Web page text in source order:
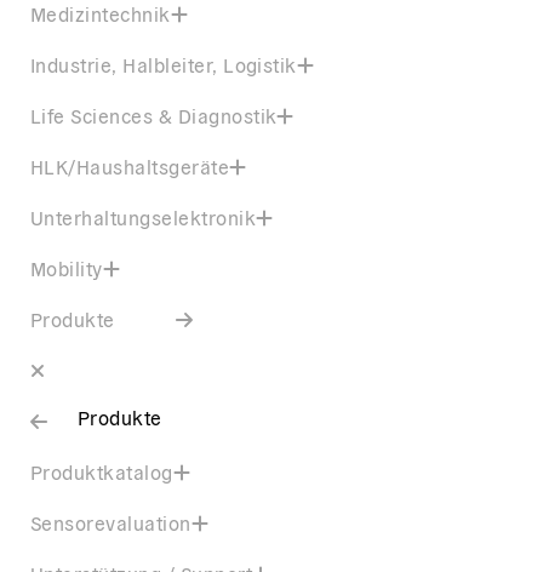
Medizintechnik
Industrie, Halbleiter, Logistik
Life Sciences & Diagnostik
HLK/Haushaltsgeräte
Unterhaltungselektronik
Mobility
Produkte
Produkte
Produktkatalog
Sensorevaluation